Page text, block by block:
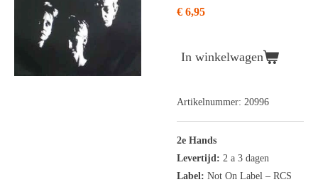
€ 6,95
In winkelwagen
Artikelnummer: 20996
2e Hands
Levertijd: 2 a 3 dagen
Label: Not On Label ‎– RCS